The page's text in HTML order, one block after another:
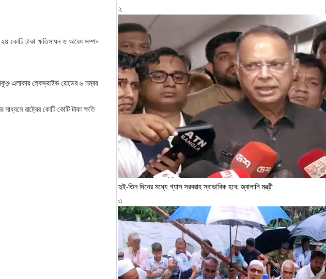
২৪ কোটি টাকা ক্ষতিসাধন ও অবৈধ সম্পদ
এলাকার লেকড্রাইভ রোডের ৬ নম্বর
রাষ্ট্রের কোটি কোটি টাকা ক্ষতি
২
দুই-তিন দিনের মধ্যে গ্যাস সরবরাহ স্বাভাবিক হবে: জ্বালানি মন্ত্রী
৩